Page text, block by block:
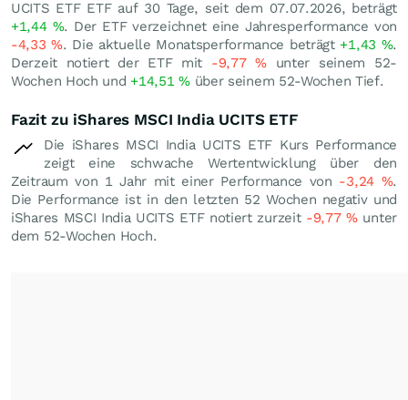
UCITS ETF ETF auf 30 Tage, seit dem 07.07.2026, beträgt
+1,44 %. Der ETF verzeichnet eine Jahresperformance von
-4,33%. Die aktuelle Monatsperformance beträgt +1,43 %.
Derzeit notiert der ETF mit -9,77%unter seinem 52-
Wochen Hoch und +14,51%über seinem 52-Wochen Tief.
Fazit zu iShares MSCI India UCITS ETF
Die iShares MSCI India UCITS ETF Kurs Performance
zeigt eine schwache Wertentwicklung über den
Zeitraum von 1 Jahr mit einer Performance von -3,24 %.
Die Performance ist in den letzten 52 Wochen negativ und
iShares MSCI India UCITS ETF notiert zurzeit -9,77%unter
dem 52-Wochen Hoch.